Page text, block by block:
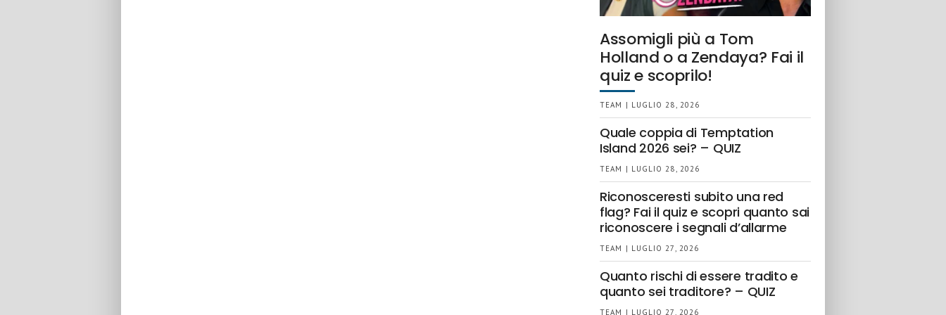
Assomigli più a Tom
Holland o a Zendaya? Fai il
quiz e scoprilo!
TEAM | LUGLIO 28, 2026
Quale coppia di Temptation
Island 2026 sei? – QUIZ
TEAM | LUGLIO 28, 2026
Riconosceresti subito una red
flag? Fai il quiz e scopri quanto sai
riconoscere i segnali d’allarme
TEAM | LUGLIO 27, 2026
Quanto rischi di essere tradito e
quanto sei traditore? – QUIZ
TEAM | LUGLIO 27, 2026